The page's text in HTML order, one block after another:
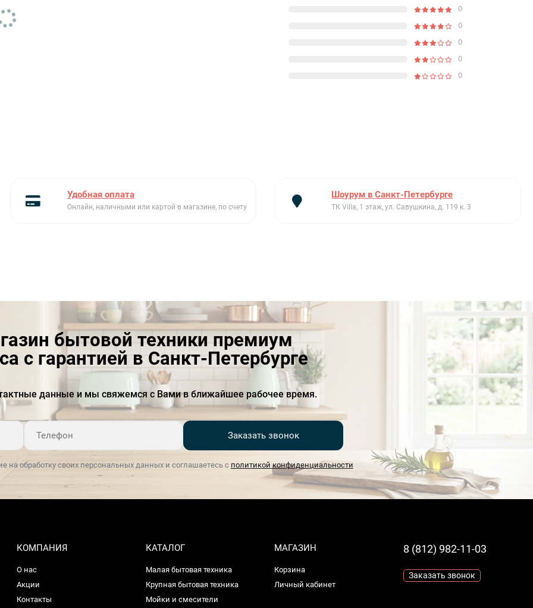
0
0
0
0
0
Удобная оплата
Онлайн, наличными или картой в магазине, по счету
Шоурум в Санкт-Петербурге
ТК Villa, 1 этаж, ул. Савушкина, д. 119 к. 3
бытовой техники премиум
с гарантией в Санкт-Петербурге
данные и мы свяжемся с Вами в ближайшее рабочее время.
Заказать звонок
на обработку своих персональных данных и соглашаетесь с политикой конфиденциальности
КОМПАНИЯ
О нас
Акции
Контакты
КАТАЛОГ
Малая бытовая техника
Крупная бытовая техника
Мойки и смесители
МАГАЗИН
Корзина
Личный кабинет
8 (812) 982-11-03
Заказать звонок